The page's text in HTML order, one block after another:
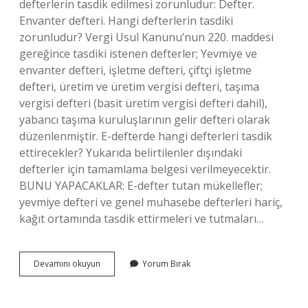
defterlerin tasdik edilmesi zorunludur: Defter.
Envanter defteri. Hangi defterlerin tasdiki
zorunludur? Vergi Usul Kanunu’nun 220. maddesi
gereğince tasdiki istenen defterler; Yevmiye ve
envanter defteri, işletme defteri, çiftçi işletme
defteri, üretim ve üretim vergisi defteri, taşıma
vergisi defteri (basit üretim vergisi defteri dahil),
yabancı taşıma kuruluşlarının gelir defteri olarak
düzenlenmiştir. E-defterde hangi defterleri tasdik
ettirecekler? Yukarıda belirtilenler dışındaki
defterler için tamamlama belgesi verilmeyecektir.
BUNU YAPACAKLAR: E-defter tutan mükellefler;
yevmiye defteri ve genel muhasebe defterleri hariç,
kağıt ortamında tasdik ettirmeleri ve tutmaları…
Devamını okuyun
Hangi
Yorum Bırak